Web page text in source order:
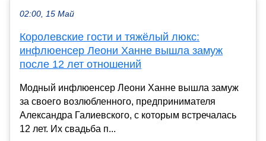
02:00, 15 Май
Королевские гости и тяжёлый люкс:
инфлюенсер Леони Ханне вышла замуж
после 12 лет отношений
Модный инфлюенсер Леони Ханне вышла замуж
за своего возлюбленного, предпринимателя
Александра Галиевского, с которым встречалась
12 лет. Их свадьба п...